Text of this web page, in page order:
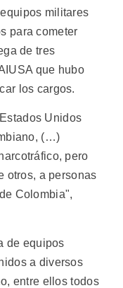
militares
para cometer
de tres
que hubo
los cargos.
Unidos
(…)
pero
otros, a personas
Colombia",
de equipos
a diversos
entre ellos todos